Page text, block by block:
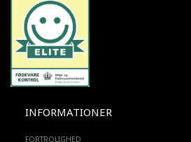
INFORMATIONER
FORTROLIGHED